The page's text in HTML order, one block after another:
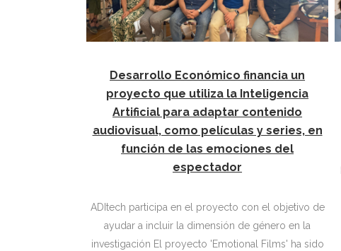
Desarrollo Económico financia un
proyecto que utiliza la Inteligencia
Artificial para adaptar contenido
audiovisual, como películas y series, en
función de las emociones del
espectador
ADItech participa en el proyecto con el objetivo de
ayudar a incluir la dimensión de género en la
investigación El proyecto 'Emotional Films' ha sido